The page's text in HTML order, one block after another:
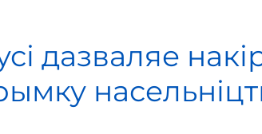
дазваляе